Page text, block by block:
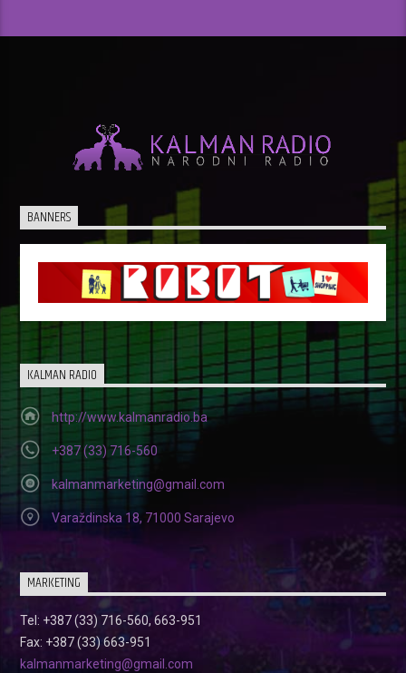
BANNERS
KALMAN RADIO
http://www.kalmanradio.ba
+387 (33) 716-560
kalmanmarketing@gmail.com
Varaždinska 18, 71000 Sarajevo
MARKETING
Tel: +387 (33) 716-560, 663-951
Fax: +387 (33) 663-951
kalmanmarketing@gmail.com